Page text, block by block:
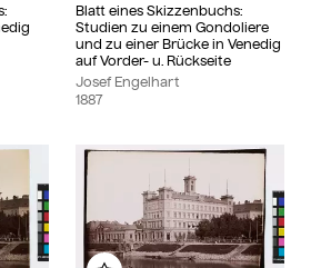
Blatt eines Skizzenbuchs:
Studien zu einem Gondoliere
und zu einer Brücke in Venedig
auf Vorder- u. Rückseite
Josef Engelhart
1887